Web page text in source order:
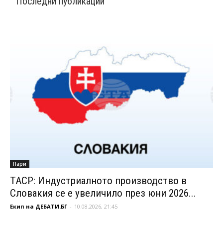
Пари
ТАСР: Индустриалното производство в
Словакия се е увеличило през юни 2026...
Екип на ДЕБАТИ.БГ - 10.08.2026, 21:45